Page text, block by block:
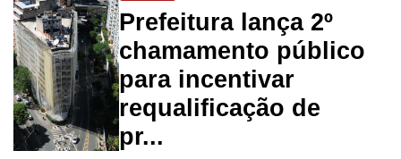
Prefeitura lança 2º
chamamento público
para incentivar
requalificação de
pr...